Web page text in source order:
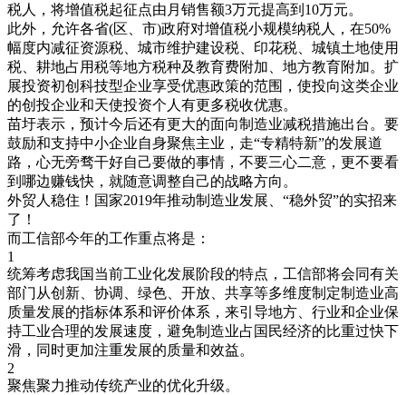
税人，将增值税起征点由月销售额3万元提高到10万元。
此外，允许各省(区、市)政府对增值税小规模纳税人，在50%
幅度内减征资源税、城市维护建设税、印花税、城镇土地使用
税、耕地占用税等地方税种及教育费附加、地方教育附加。扩
展投资初创科技型企业享受优惠政策的范围，使投向这类企业
的创投企业和天使投资个人有更多税收优惠。
苗圩表示，预计今后还有更大的面向制造业减税措施出台。要
鼓励和支持中小企业自身聚焦主业，走“专精特新”的发展道
路，心无旁骛干好自己要做的事情，不要三心二意，更不要看
到哪边赚钱快，就随意调整自己的战略方向。
外贸人稳住！国家2019年推动制造业发展、“稳外贸”的实招来
了！
而工信部今年的工作重点将是：
1
统筹考虑我国当前工业化发展阶段的特点，工信部将会同有关
部门从创新、协调、绿色、开放、共享等多维度制定制造业高
质量发展的指标体系和评价体系，来引导地方、行业和企业保
持工业合理的发展速度，避免制造业占国民经济的比重过快下
滑，同时更加注重发展的质量和效益。
2
聚焦聚力推动传统产业的优化升级。